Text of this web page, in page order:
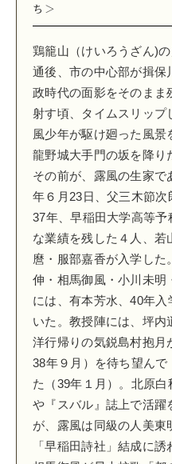
ち＞
鶏籠山（けいろうざん)
通後、市の中心部が揖保
政時代の面影をそのまま
射す頃、タイムスリップ
風少年が駆け廻った風景
龍野城大手門の坂を降り
その前が、露風の生家で
年６月23日、父三木節
37年、早稲田大学高等
な業績を残した４人、
麿・服部嘉香が入学した
伸・相馬御風・小川未明
には、有本芳水、40年
いた。教授陣には、坪内
洋行帰りの気鋭島村抱月
38年９月）を待ち望ん
た（39年１月）。北原白
や『スバル』誌上で活躍
が、露風は同級の人美
「早稲田詩社」結成に誘